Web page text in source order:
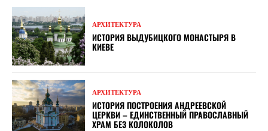
АРХИТЕКТУРА
ИСТОРИЯ ВЫДУБИЦКОГО МОНАСТЫРЯ В
КИЕВЕ
АРХИТЕКТУРА
ИСТОРИЯ ПОСТРОЕНИЯ АНДРЕЕВСКОЙ
ЦЕРКВИ – ЕДИНСТВЕННЫЙ ПРАВОСЛАВНЫЙ
ХРАМ БЕЗ КОЛОКОЛОВ